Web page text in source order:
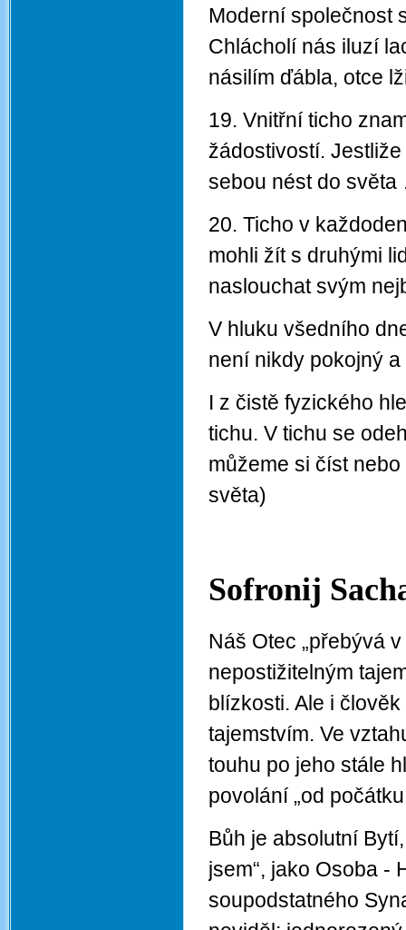
Moderní společnost
Chlácholí nás iluzí
násilím ďábla, otce
19. Vnitřní ticho
žádostivostí.
sebou nést do
20. Ticho v
mohli žít s druhými
naslouchat svým
V hluku všedního
není nikdy pokojný
I z čistě fyzického
tichu. V tichu se
můžeme si číst
světa)
Sofronij
Náš Otec „přebývá
nepostižitelným
blízkosti. Ale i
tajemstvím. Ve
touhu po jeho stále
povolání „od
Bůh je absolutní
jsem“, jako Osoba -
soupodstatného